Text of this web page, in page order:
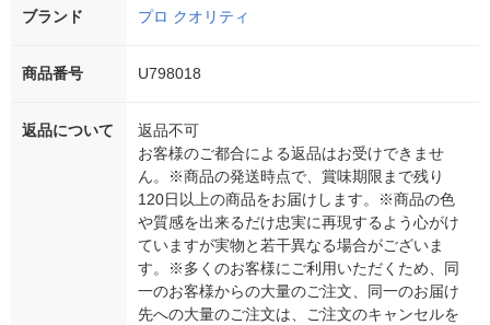
ブランド プロ クオリティ
商品番号 U798018
返品について
返品不可
お客様のご都合による返品はお受けできませ
ん。※商品の発送時点で、賞味期限まで残り
120日以上の商品をお届けします。※商品の色
や質感を出来るだけ忠実に再現するよう心がけ
ていますが実物と若干異なる場合がございま
す。※多くのお客様にご利用いただくため、同
一のお客様からの大量のご注文、同一のお届け
先への大量のご注文は、ご注文のキャンセルを